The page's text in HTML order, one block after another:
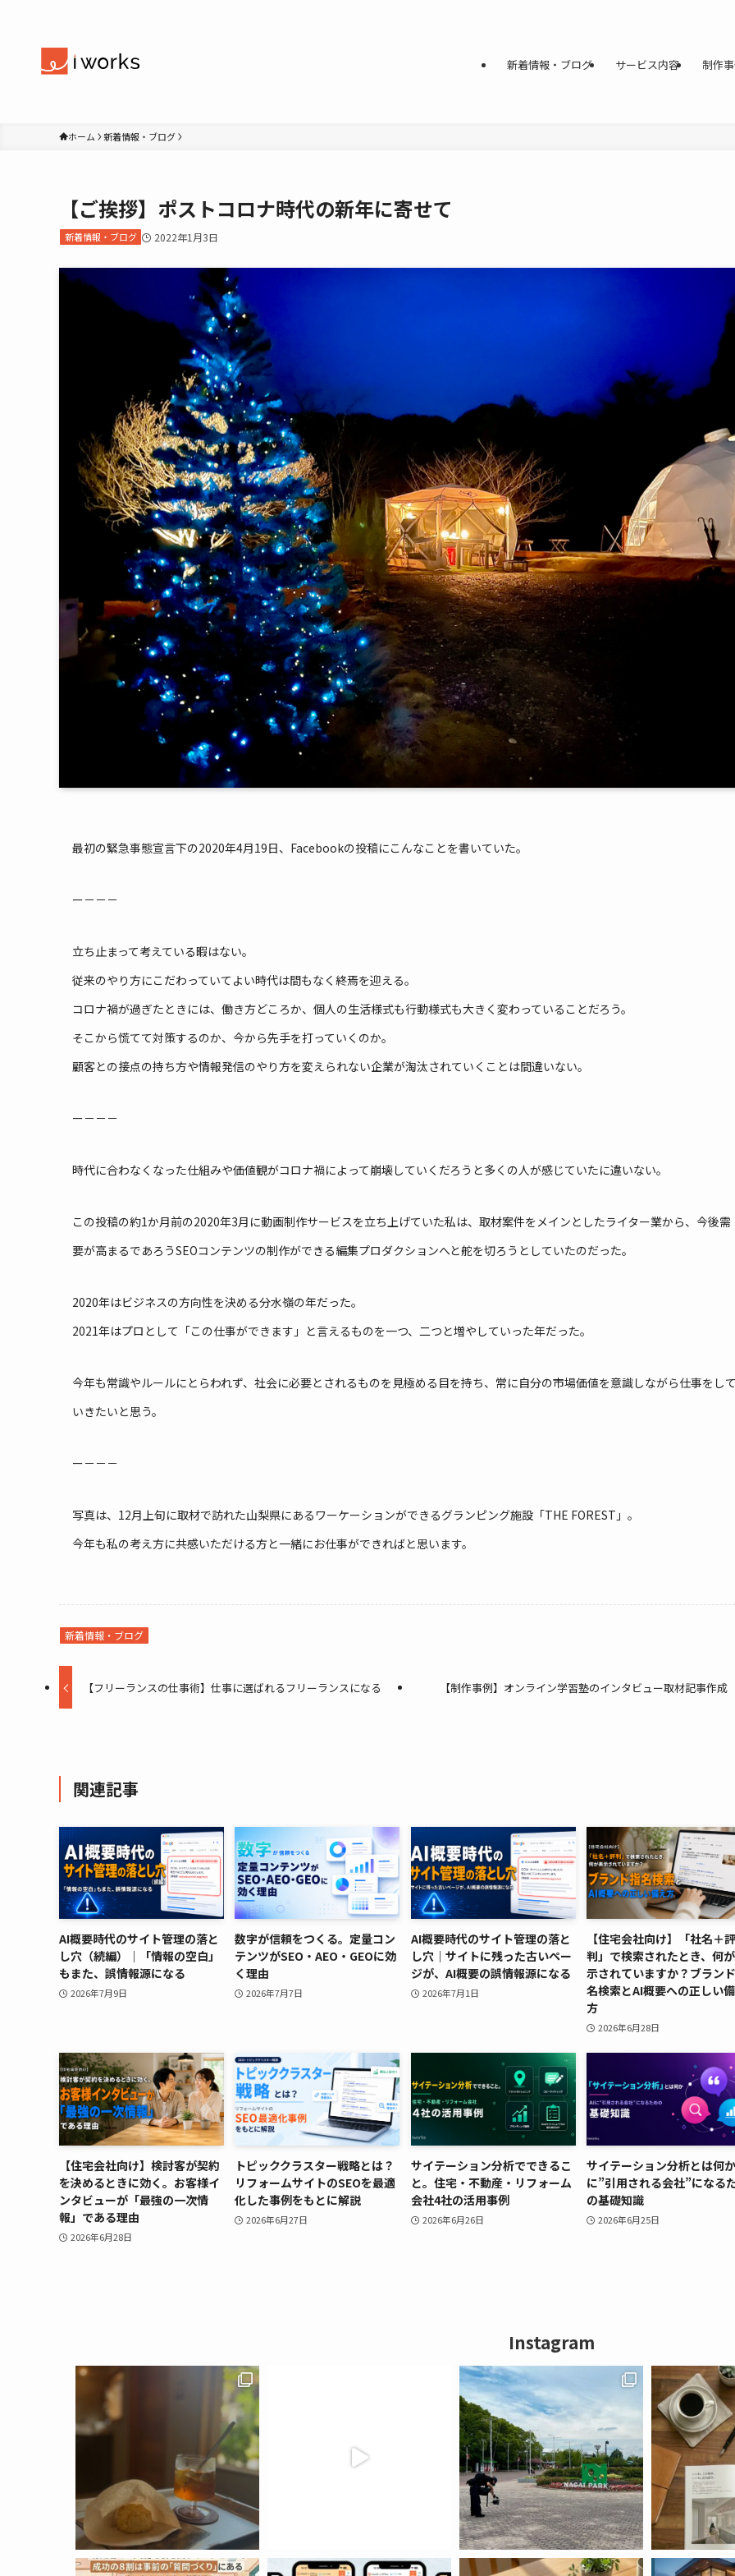
新着情報・ブログ サービス内容 制作
ホーム 新着情報・ブログ
【ご挨拶】ポストコロナ時代の新年に寄せて
新着情報・ブログ 2022年1月3日
最初の緊急事態宣言下の2020年4月19日、Facebookの投稿にこんなことを書いていた。
ー－－－
立ち止まって考えている暇はない。
従来のやり方にこだわっていてよい時代は間もなく終焉を迎える。
コロナ禍が過ぎたときには、働き方どころか、個人の生活様式も行動様式も大きく変わっていることだろう。
そこから慌てて対策するのか、今から先手を打っていくのか。
顧客との接点の持ち方や情報発信のやり方を変えられない企業が淘汰されていくことは間違いない。
ー－－－
時代に合わなくなった仕組みや価値観がコロナ禍によって崩壊していくだろうと多くの人が感じていたに違いない。
この投稿の約1か月前の2020年3月に動画制作サービスを立ち上げていた私は、取材案件をメインとしたライター業から、今後需
要が高まるであろうSEOコンテンツの制作ができる編集プロダクションへと舵を切ろうとしていたのだった。
2020年はビジネスの方向性を決める分水嶺の年だった。
2021年はプロとして「この仕事ができます」と言えるものを一つ、二つと増やしていった年だった。
今年も常識やルールにとらわれず、社会に必要とされるものを見極める目を持ち、常に自分の市場価値を意識しながら仕事をし
いきたいと思う。
ー－－－
写真は、12月上旬に取材で訪れた山梨県にあるワーケーションができるグランピング施設「THE FOREST」。
今年も私の考え方に共感いただける方と一緒にお仕事ができればと思います。
新着情報・ブログ
【フリーランスの仕事術】仕事に選ばれるフリーランスになる 【制作事例】オンライン学習塾のインタビュー取材記事作成
関連記事
AI概要時代のサイト管理の落と
し穴（続編）｜「情報の空白」
もまた、誤情報源になる
2026年7月9日
数字が信頼をつくる。定量コン
テンツがSEO・AEO・GEOに効
く理由
2026年7月7日
AI概要時代のサイト管理の落と
し穴｜サイトに残った古いペー
ジが、AI概要の誤情報源になる
2026年7月1日
【住宅会社向け】「社名＋
判」で検索されたとき、何
示されていますか？ブラン
名検索とAI概要への正しい
方
2026年6月28日
【住宅会社向け】検討客が契約
を決めるときに効く。お客様イ
ンタビューが「最強の一次情
報」である理由
2026年6月28日
トピッククラスター戦略とは？
リフォームサイトのSEOを最適
化した事例をもとに解説
2026年6月27日
サイテーション分析でできるこ
と。住宅・不動産・リフォーム
会社4社の活用事例
2026年6月26日
サイテーション分析とは何か
に”引用される会社”になる
の基礎知識
2026年6月25日
Instagram